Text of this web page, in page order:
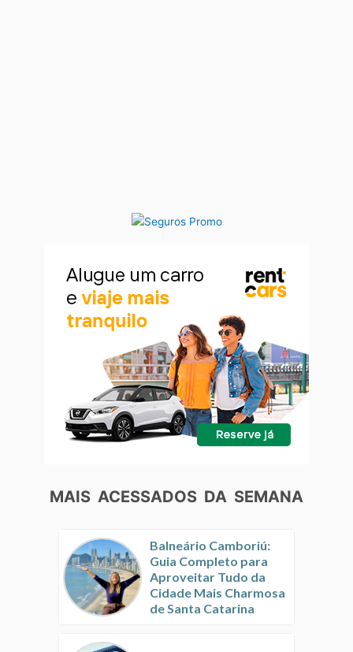
MAIS ACESSADOS DA SEMANA
Balneário Camboriú:
Guia Completo para
Aproveitar Tudo da
Cidade Mais Charmosa
de Santa Catarina